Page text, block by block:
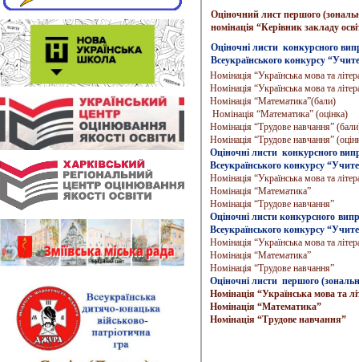
Оціночний лист першого
номінація “Керівник закладу
Оціночні листи конкурсного
Всеукраїнського конкурсу
Номінація “Українська мова та
Номінація “Українська мова та
Номінація “Математика”(бали)
Номінація “Математика” (оцінка)
Номінація “Трудове навчання”
Номінація “Трудове навчання”
Оціночні листи конкурсного
Всеукраїнського конкурсу
Номінація “Українська мова та
Номінація “Математика”
Номінація “Трудове навчання”
Оціночні листи конкурсного
Всеукраїнського конкурсу
Номінація “Українська мова та
Номінація “Математика”
Номінація “Трудове навчання”
Оціночні листи першого
Номінація “Українська мова та
Номінація “Математика”
Номінація “Трудове навчання”